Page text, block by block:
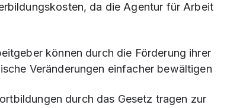
da die Agentur für Arbeit
können durch die Förderung ihrer
Veränderungen einfacher bewältigen
durch das Gesetz tragen zur